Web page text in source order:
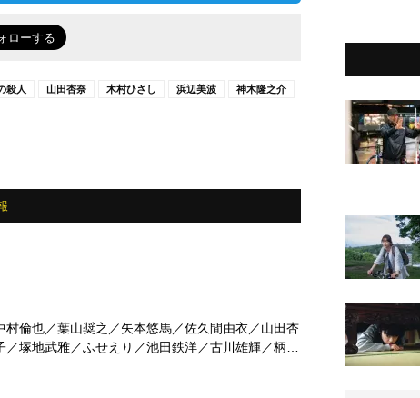
殺人 山田杏奈 木村ひさし 浜辺美波
神木隆之介
村倫也／葉山奨之／矢本悠馬／佐久間由衣／山田杏
塚地武雅／ふせえり／池田鉄洋／古川雄輝／柄本